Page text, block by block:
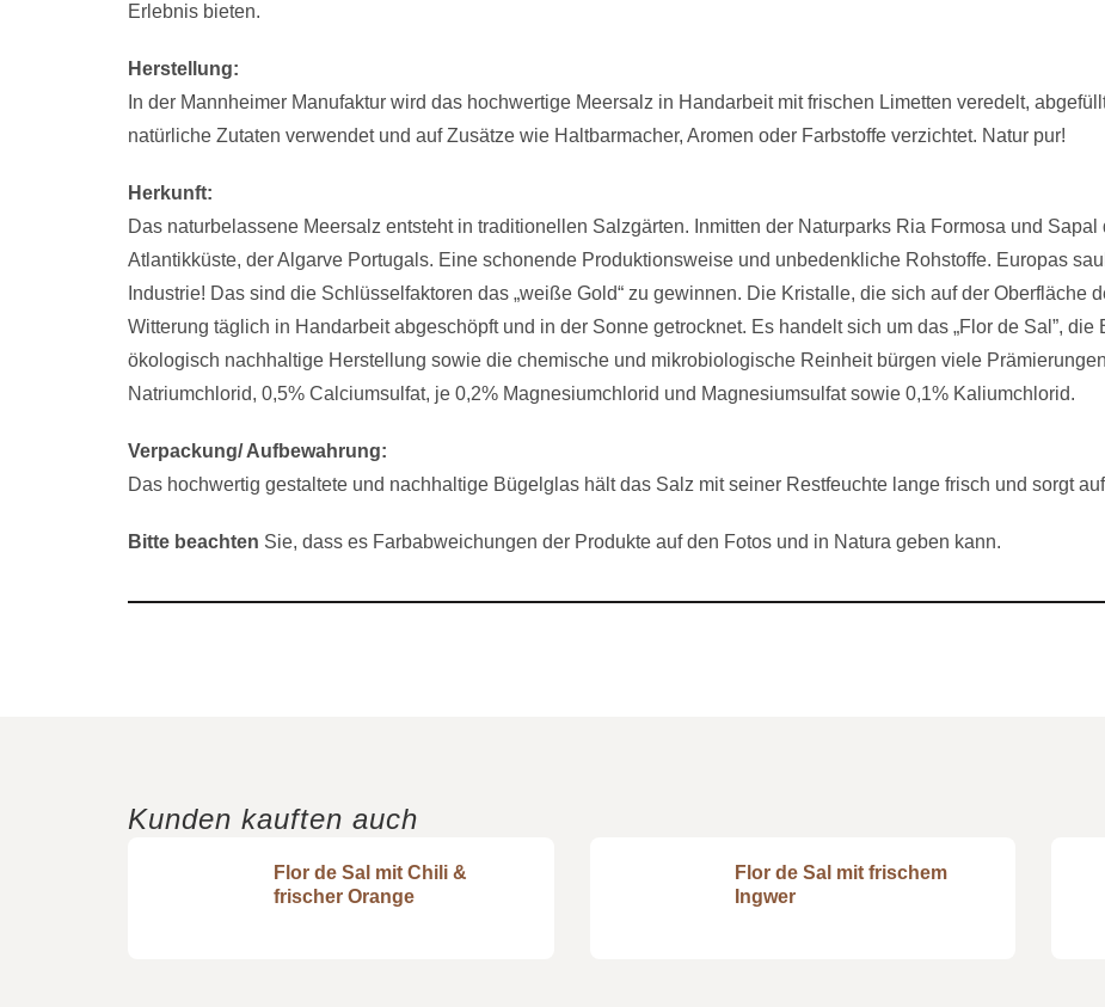
Erlebnis bieten.
Herstellung:
In der Mannheimer Manufaktur wird das hochwertige Meersalz in Handarbeit mit frischen Limetten veredelt,
natürliche Zutaten verwendet und auf Zusätze wie Haltbarmacher, Aromen oder Farbstoffe verzichtet. Natur pur!
Herkunft:
Das naturbelassene Meersalz entsteht in traditionellen Salzgärten. Inmitten der Naturparks Ria Formosa und
Atlantikküste, der Algarve Portugals. Eine schonende Produktionsweise und unbedenkliche Rohstoffe. Europas
Industrie! Das sind die Schlüsselfaktoren das „weiße Gold“ zu gewinnen. Die Kristalle, die sich auf der Oberfläche
Witterung täglich in Handarbeit abgeschöpft und in der Sonne getrocknet. Es handelt sich um das „Flor de Sal”,
ökologisch nachhaltige Herstellung sowie die chemische und mikrobiologische Reinheit bürgen viele
Natriumchlorid, 0,5% Calciumsulfat, je 0,2% Magnesiumchlorid und Magnesiumsulfat sowie 0,1% Kaliumchlorid.
Verpackung/ Aufbewahrung:
Das hochwertig gestaltete und nachhaltige Bügelglas hält das Salz mit seiner Restfeuchte lange frisch und sorgt
Bitte beachten Sie, dass es Farbabweichungen der Produkte auf den Fotos und in Natura geben kann.
Kunden kauften auch
Flor de Sal mit Chili &
frischer Orange
Flor de Sal mit frischem
Ingwer